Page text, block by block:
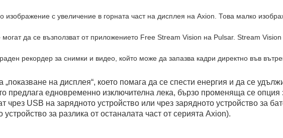
изображение с увеличение в горната част на дисплея на Axion. Това малко
да се възползват от приложението Free Stream Vision на Pulsar. Stream
рекордер за снимки и видео, който може да запазва кадри директно във
на дисплея“, което помага да се спести енергия и да се
предлага едновременно изключителна лека, бързо променяща се опция
чрез USB на зарядното устройство или чрез зарядното устройство за
за разлика от останалата част от серията Axion).